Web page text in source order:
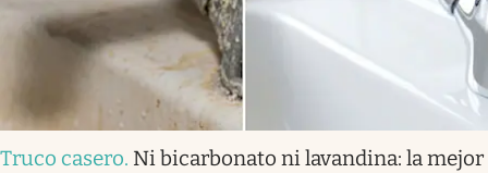
Truco casero. Ni bicarbonato ni lavandina: la mejor